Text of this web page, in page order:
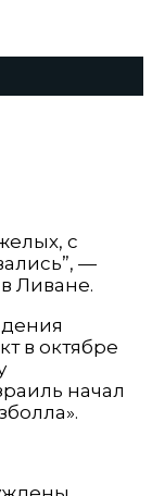
с
—
Ливане.
в октябре
начал